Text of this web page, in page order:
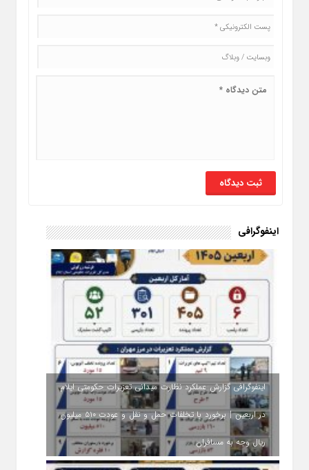
اینفوگرافی
اینفوگرافی گزارش عملکرد نظارت میدانی تعزیرات حکومتی ایلام
در اربعین | برخورد با تخلفات حمل‌ و نقل و عودت ۵۱۰ میلیون
ریال وجه به مسافران